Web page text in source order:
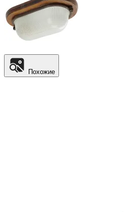
Похожие